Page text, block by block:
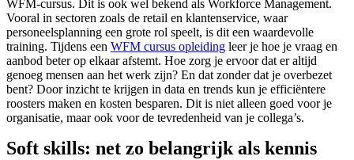
WFM-cursus. Dit is ook wel bekend als Workforce Management.
Vooral in sectoren zoals de retail en klantenservice, waar
personeelsplanning een grote rol speelt, is dit een waardevolle
training. Tijdens een WFM cursus opleiding leer je hoe je vraag en
aanbod beter op elkaar afstemt. Hoe zorg je ervoor dat er altijd
genoeg mensen aan het werk zijn? En dat zonder dat je overbezet
bent? Door inzicht te krijgen in data en trends kun je efficiëntere
roosters maken en kosten besparen. Dit is niet alleen goed voor je
organisatie, maar ook voor de tevredenheid van je collega’s.
Soft skills: net zo belangrijk als kennis